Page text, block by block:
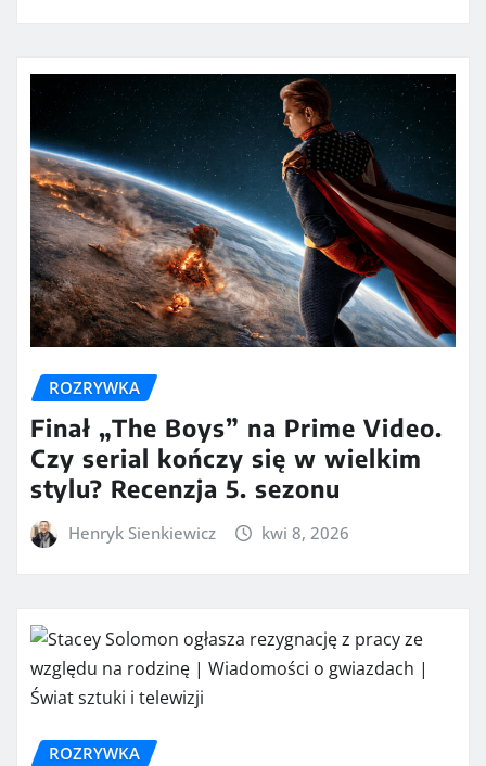
ROZRYWKA
Finał „The Boys” na Prime Video.
Czy serial kończy się w wielkim
stylu? Recenzja 5. sezonu
Henryk Sienkiewicz kwi 8, 2026
ROZRYWKA